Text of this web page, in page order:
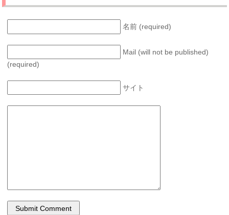
名前 (required)
Mail (will not be published)
(required)
サイト